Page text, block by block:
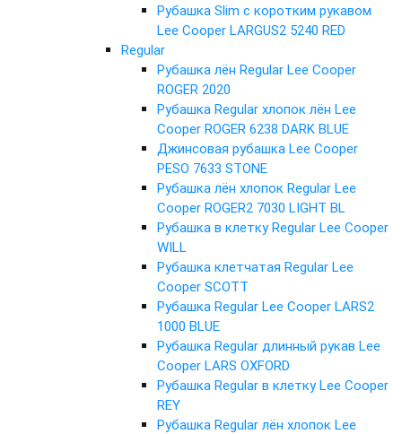
Рубашка Slim с коротким рукавом
Lee Cooper LARGUS2 5240 RED
Regular
Рубашка лён Regular Lee Cooper
ROGER 2020
Рубашка Regular хлопок лён Lee
Cooper ROGER 6238 DARK BLUE
Джинсовая рубашка Lee Cooper
PESO 7633 STONE
Рубашка лён хлопок Regular Lee
Cooper ROGER2 7030 LIGHT BL
Рубашка в клетку Regular Lee Cooper
WILL
Рубашка клетчатая Regular Lee
Cooper SCOTT
Рубашка Regular Lee Cooper LARS2
1000 BLUE
Рубашка Regular длинный рукав Lee
Cooper LARS OXFORD
Рубашка Regular в клетку Lee Cooper
REY
Рубашка Regular лён хлопок Lee